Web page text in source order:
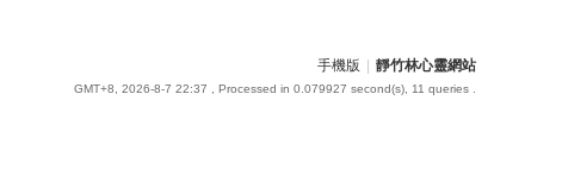
手機版 靜竹林心靈網站
GMT+8, 2026-8-7 22:37 , Processed in 0.079927 second(s), 11 queries .